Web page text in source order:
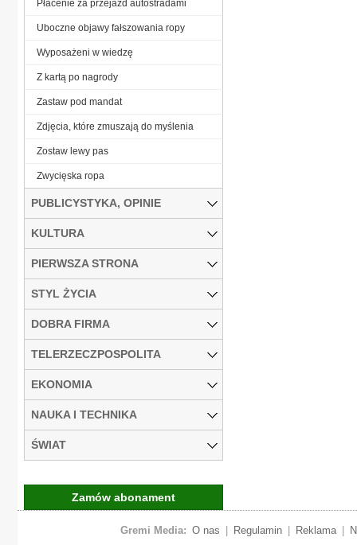
Płacenie za przejazd autostradami
Uboczne objawy fałszowania ropy
Wyposażeni w wiedzę
Z kartą po nagrody
Zastaw pod mandat
Zdjęcia, które zmuszają do myślenia
Zostaw lewy pas
Zwycięska ropa
PUBLICYSTYKA, OPINIE
KULTURA
PIERWSZA STRONA
STYL ŻYCIA
DOBRA FIRMA
TELERZECZPOSPOLITA
EKONOMIA
NAUKA I TECHNIKA
ŚWIAT
Zamów abonament
Gremi Media: O nas Regulamin Reklama